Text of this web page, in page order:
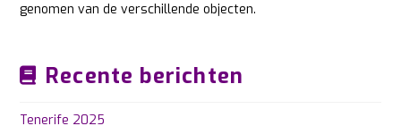
genomen van de verschillende objecten.
Recente berichten
Tenerife 2025